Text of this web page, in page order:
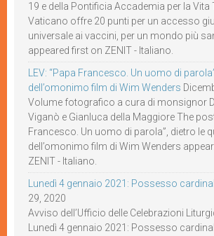
19 e della Pontificia Accademia per la Vita
Vaticano offre 20 punti per un accesso
universale ai vaccini, per un mondo più
appeared first on ZENIT - Italiano.
LEV: “Papa Francesco. Un uomo di
dell’omonimo film di Wim Wenders
Volume fotografico a cura di monsignor
Viganò e Gianluca della Maggiore The
Francesco. Un uomo di parola”, dietro le
dell’omonimo film di Wim Wenders
ZENIT - Italiano.
Lunedì 4 gennaio 2021: Possesso
29, 2020
Avviso dell’Ufficio delle Celebrazioni
Lunedì 4 gennaio 2021: Possesso